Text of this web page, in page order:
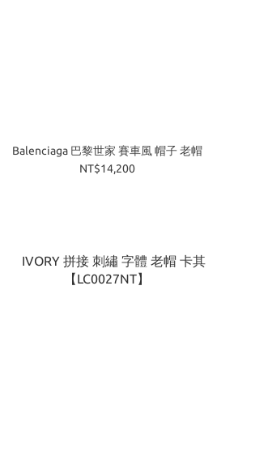
Balenciaga 巴黎世家 賽車風 帽子 老帽
NT$14,200